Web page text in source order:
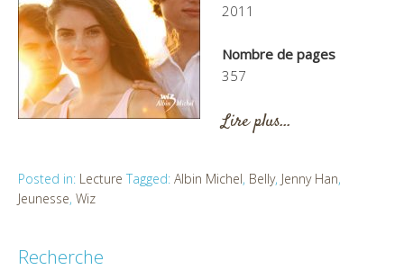
2011
Nombre de pages
357
Lire plus…
Posted in: Lecture Tagged: Albin Michel, Belly, Jenny Han,
Jeunesse, Wiz
Recherche